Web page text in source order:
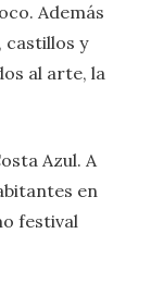
Además
castillos y
al arte, la
Azul. A
en
festival